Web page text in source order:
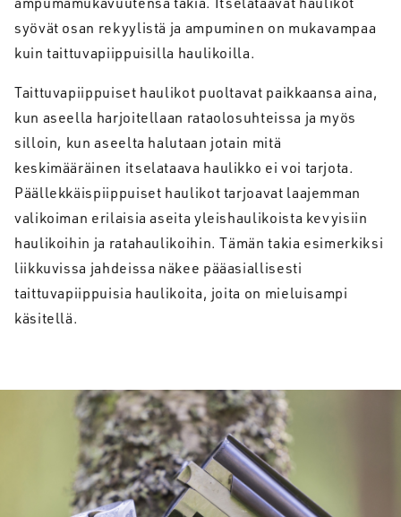
syövät osan rekyylistä ja ampuminen on mukavampaa
kuin taittuvapiippuisilla haulikoilla.
Taittuvapiippuiset haulikot puoltavat paikkaansa aina,
kun aseella harjoitellaan rataolosuhteissa ja myös
silloin, kun aseelta halutaan jotain mitä
keskimääräinen itselataava haulikko ei voi tarjota.
Päällekkäispiippuiset haulikot tarjoavat laajemman
valikoiman erilaisia aseita yleishaulikoista kevyisiin
haulikoihin ja ratahaulikoihin. Tämän takia esimerkiksi
liikkuvissa jahdeissa näkee pääasiallisesti
taittuvapiippuisia haulikoita, joita on mieluisampi
käsitellä.